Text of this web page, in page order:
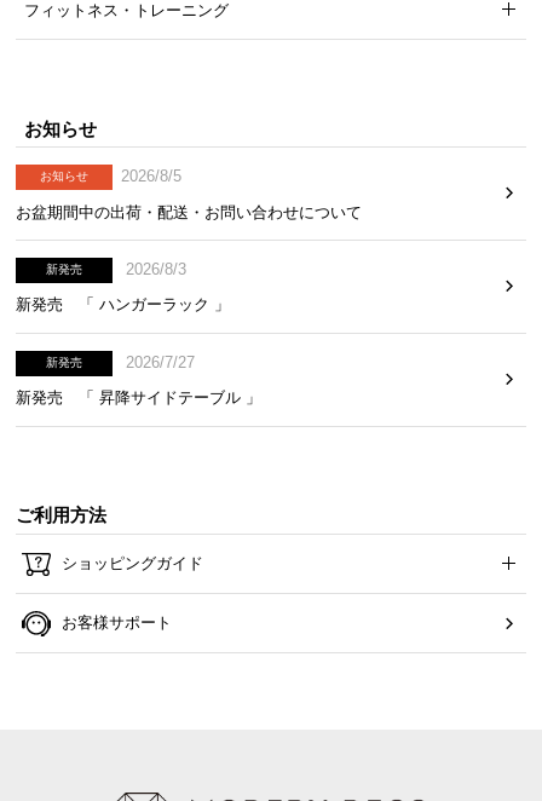
フィットネス・トレーニング
お知らせ
お知らせ
2026/8/5
お盆期間中の出荷・配送・お問い合わせについて
新発売
2026/8/3
新発売 「 ハンガーラック 」
新発売
2026/7/27
新発売 「 昇降サイドテーブル 」
ご利用方法
ショッピングガイド
お客様サポート